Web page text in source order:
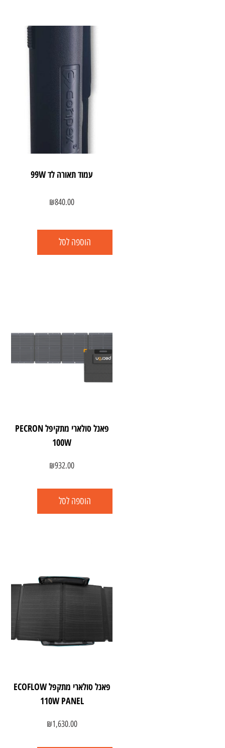
עמוד תאורה לד 99W
₪840.00
הוספה לסל
פאנל סולארי מתקיפל PECRON
100W
₪932.00
הוספה לסל
פאנל סולארי מתקפל ECOFLOW
110W PANEL
₪1,630.00